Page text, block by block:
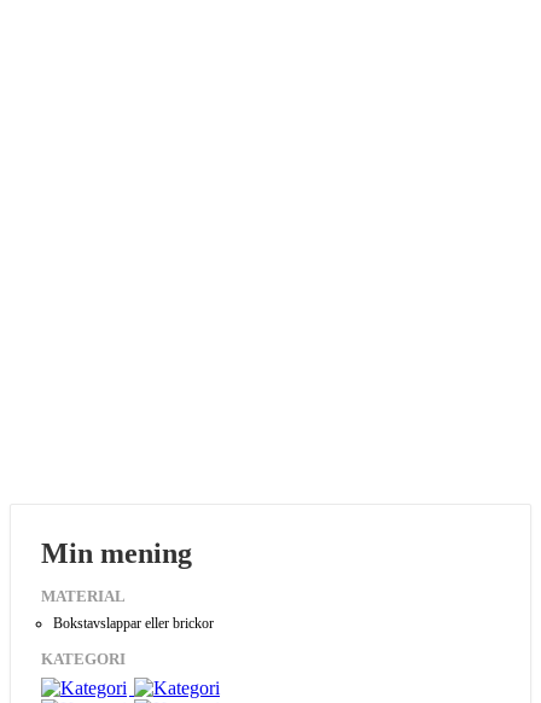
Min mening
MATERIAL
Bokstavslappar eller brickor
KATEGORI